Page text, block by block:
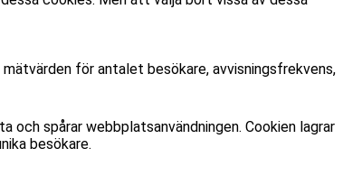
för antalet besökare, avvisningsfrekvens,
och spårar webbplatsanvändningen. Cookien lagrar
besökare.